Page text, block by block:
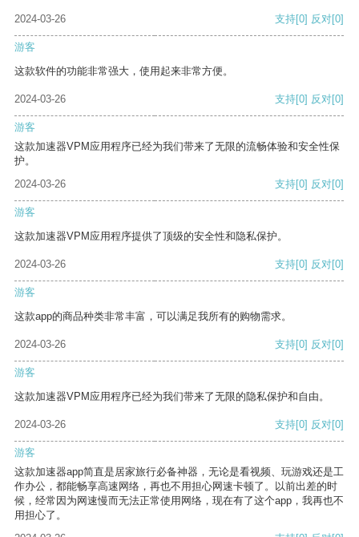
2024-03-26 支持[0] 反对[0]
游客
这款软件的功能非常强大，使用起来非常方便。
2024-03-26 支持[0] 反对[0]
游客
这款加速器VPM应用程序已经为我们带来了无限的流畅体验和安全性保
护。
2024-03-26
支持[0] 反对[0]
游客
这款加速器VPM应用程序提供了顶级的安全性和隐私保护。
2024-03-26 支持[0] 反对[0]
游客
这款app的商品种类非常丰富，可以满足我所有的购物需求。
2024-03-26 支持[0] 反对[0]
游客
这款加速器VPM应用程序已经为我们带来了无限的隐私保护和自由。
2024-03-26 支持[0] 反对[0]
游客
这款加速器app简直是居家旅行必备神器，无论是看视频、玩游戏还是工
作办公，都能畅享高速网络，再也不用担心网速卡顿了。以前出差的时
候，经常因为网速慢而无法正常使用网络，现在有了这个app，我再也不
用担心了。